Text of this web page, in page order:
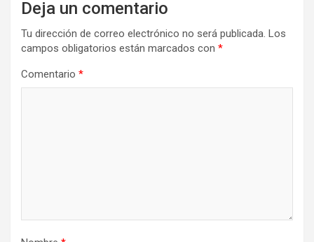
Deja un comentario
Tu dirección de correo electrónico no será publicada. Los
campos obligatorios están marcados con *
Comentario *